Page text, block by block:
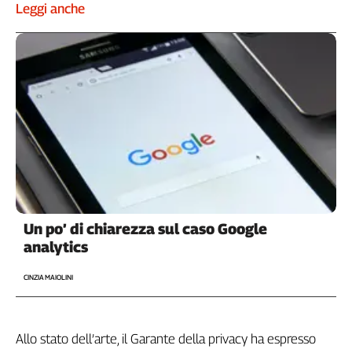
Leggi anche
Un po’ di chiarezza sul caso Google
analytics
CINZIA MAIOLINI
Allo stato dell’arte, il Garante della privacy ha espresso